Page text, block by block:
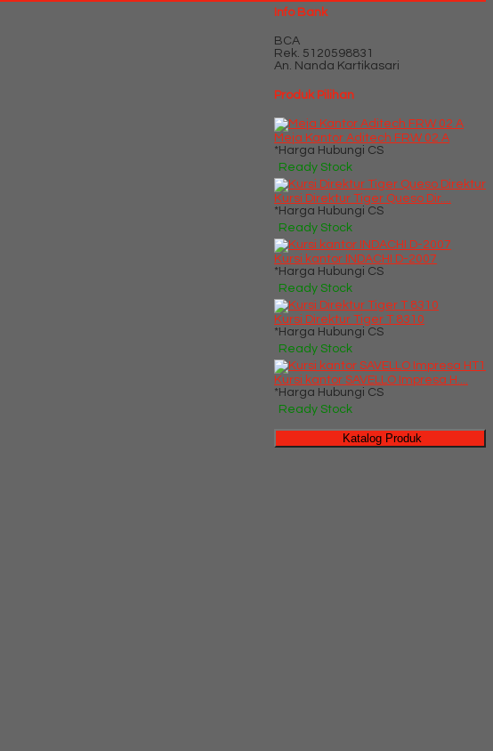
Info Bank
BCA
Rek. 5120598831
An. Nanda Kartikasari
Produk Pilihan
Meja Kantor Aditech FRW 02 A
*Harga Hubungi CS
Ready Stock
Kursi Direktur Tiger Queso Dir....
*Harga Hubungi CS
Ready Stock
Kursi kantor INDACHI D-2007
*Harga Hubungi CS
Ready Stock
Kursi Direktur Tiger T 8310
*Harga Hubungi CS
Ready Stock
Kursi kantor SAVELLO Impresa H....
*Harga Hubungi CS
Ready Stock
Katalog Produk